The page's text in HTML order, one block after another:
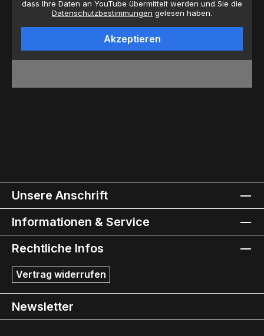
dass Ihre Daten an YouTube übermittelt werden und Sie die
Datenschutzbestimmungen gelesen haben.
Akzeptieren
Unsere Anschrift
Informationen & Service
Rechtliche Infos
Vertrag widerrufen
Newsletter